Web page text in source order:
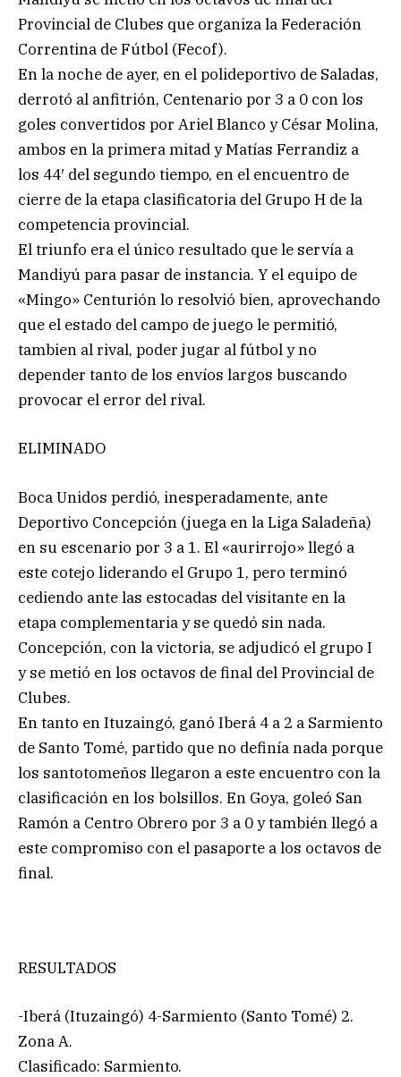
Provincial de Clubes que organiza la Federación
Correntina de Fútbol (Fecof).
En la noche de ayer, en el polideportivo de Saladas,
derrotó al anfitrión, Centenario por 3 a 0 con los
goles convertidos por Ariel Blanco y César Molina,
ambos en la primera mitad y Matías Ferrandiz a
los 44′ del segundo tiempo, en el encuentro de
cierre de la etapa clasificatoria del Grupo H de la
competencia provincial.
El triunfo era el único resultado que le servía a
Mandiyú para pasar de instancia. Y el equipo de
«Mingo» Centurión lo resolvió bien, aprovechando
que el estado del campo de juego le permitió,
tambien al rival, poder jugar al fútbol y no
depender tanto de los envíos largos buscando
provocar el error del rival.
ELIMINADO
Boca Unidos perdió, inesperadamente, ante
Deportivo Concepción (juega en la Liga Saladeña)
en su escenario por 3 a 1. El «aurirrojo» llegó a
este cotejo liderando el Grupo 1, pero terminó
cediendo ante las estocadas del visitante en la
etapa complementaria y se quedó sin nada.
Concepción, con la victoria, se adjudicó el grupo I
y se metió en los octavos de final del Provincial de
Clubes.
En tanto en Ituzaingó, ganó Iberá 4 a 2 a Sarmiento
de Santo Tomé, partido que no definía nada porque
los santotomeños llegaron a este encuentro con la
clasificación en los bolsillos. En Goya, goleó San
Ramón a Centro Obrero por 3 a 0 y también llegó a
este compromiso con el pasaporte a los octavos de
final.
RESULTADOS
-Iberá (Ituzaingó) 4-Sarmiento (Santo Tomé) 2.
Zona A.
Clasificado: Sarmiento.